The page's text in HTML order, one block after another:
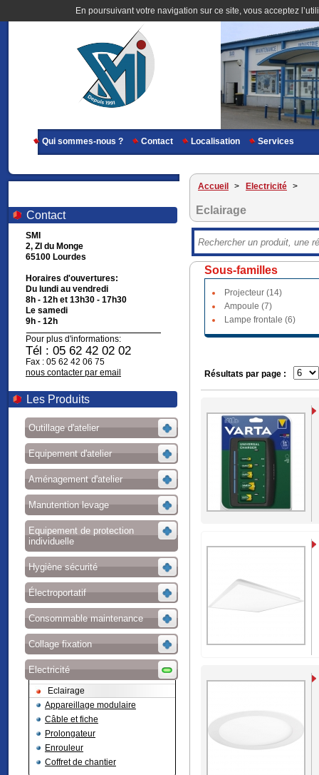
En poursuivant votre navigation sur ce site, vous acceptez
Qui sommes-nous ? Contact Localisation Services
Contact
SMI
2, ZI du Monge
65100 Lourdes
Horaires d'ouvertures:
Du lundi au vendredi
8h - 12h et 13h30 - 17h30
Le samedi
9h - 12h
Pour plus d'informations:
Tél : 05 62 42 02 02
Fax : 05 62 42 06 75
nous contacter par email
Les Produits
Outillage d'atelier
Equipement d'atelier
Aménagement d'atelier
Manutention levage
Equipement de protection
individuelle
Hygiène sécurité
Électroportatif
Consommable maintenance
Collage fixation
Electricité
Eclairage
Appareillage modulaire
Câble et fiche
Prolongateur
Enrouleur
Coffret de chantier
Accueil > Electricité >
Eclairage
Sous-familles
Projecteur (14)
Ampoule (7)
Lampe frontale (6)
Résultats par page :